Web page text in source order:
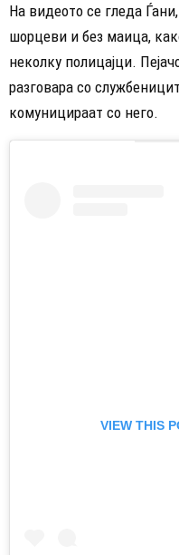
На видеото се гледа
шорцеви и без маица,
неколку полицајци.
разговара со
комуницираат со него.
VIEW THIS